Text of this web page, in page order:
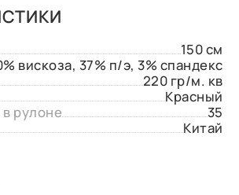
150 см
вискоза, 37% п/э, 3% спандекс
220 гр/м. кв
Красный
рулоне
35
Китай